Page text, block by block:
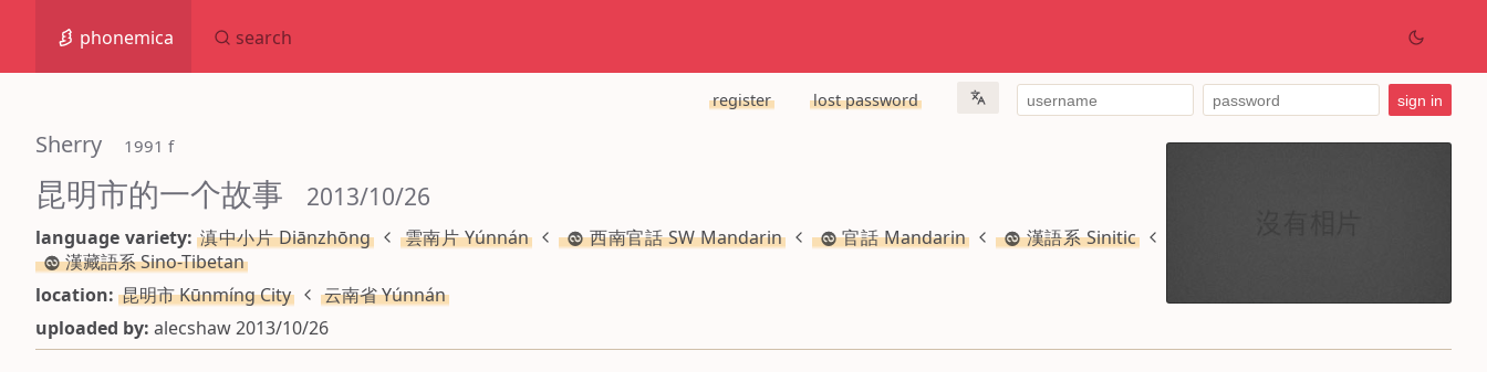
phonemica search
register lost password
Sherry 1991 f
昆明市的一个故事 2013/10/26
language variety:滇中小片 Diānzhōng 雲南片 Yúnnán 西南官話 SW Mandarin 官話 Mandarin
漢語系 Sinitic
漢藏語系 Sino-Tibetan
location: 昆明市 Kūnmíng City
云南省 Yúnnán
uploaded by: alecshaw 2013/10/26